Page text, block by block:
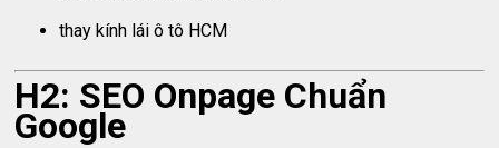
thay kính lái ô tô HCM
H2: SEO Onpage Chuẩn
Google